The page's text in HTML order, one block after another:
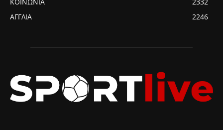
ΑΓΓΛΙΑ
2246